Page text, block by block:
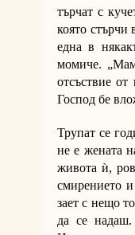
търчат с
която стърчи
една в
момиче.
отсъствие
Господ бе
Трупат се
не е жената
живота ѝ,
смирението
зает с нещо
да се